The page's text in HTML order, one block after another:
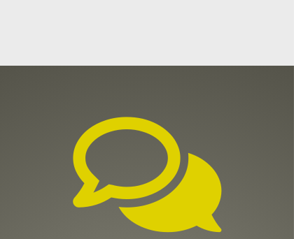
8.–13. Jahrgangsstufe